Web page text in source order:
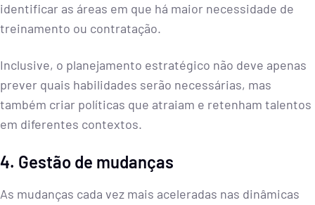
identificar as áreas em que há maior necessidade de
treinamento ou contratação.
Inclusive, o planejamento estratégico não deve apenas
prever quais habilidades serão necessárias, mas
também criar políticas que atraiam e retenham talentos
em diferentes contextos.
4. Gestão de mudanças
As mudanças cada vez mais aceleradas nas dinâmicas